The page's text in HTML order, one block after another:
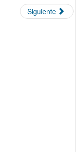
Siguiente